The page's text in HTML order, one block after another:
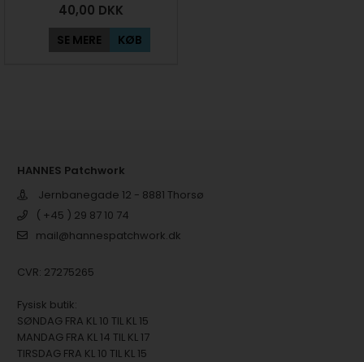
40,00 DKK
SE MERE KØB
HANNES Patchwork
Jernbanegade 12 - 8881 Thorsø
( +45 ) 29 87 10 74
mail@hannespatchwork.dk
CVR: 27275265
Fysisk butik:
SØNDAG FRA KL 10 TIL KL 15
MANDAG FRA KL 14 TIL KL 17
TIRSDAG FRA KL 10 TIL KL 15